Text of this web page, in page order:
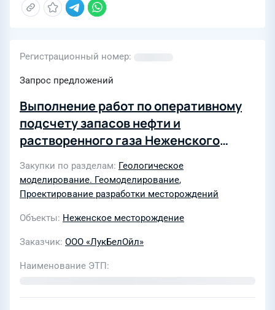
Регистрационный номер
Запрос предложений
Выполнение работ по оперативному
подсчету запасов нефти и
растворенного газа Неженского
Саратовской области и
технологическая схема разработки
Саратовской области
Закупки по разделам Геологическое
моделирование. Геомоделирование,
Проектирование разработки месторождений
Объекты Неженское месторождение
Заказчик ООО «ЛукБелОйл»
Наименование ЭТП